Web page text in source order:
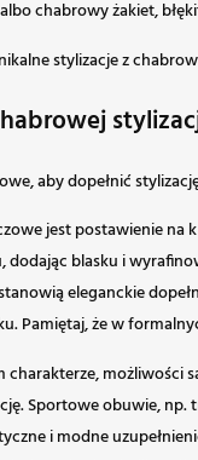
chabrowy żakiet,
stylizacje z
aby dopełnić
jest postawienie na
dodając blasku i
eleganckie
Pamiętaj, że w
możliwości
Sportowe obuwie,
i modne